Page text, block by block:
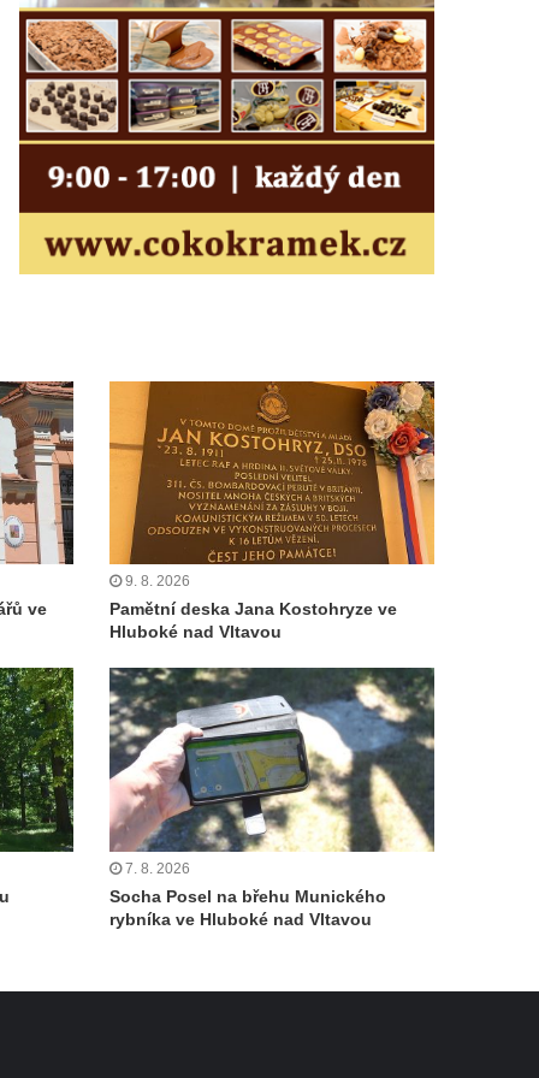
ve
9. 8. 2026
Pamětní deska Jana Kostohryze ve
Hluboké nad Vltavou
7. 8. 2026
Socha Posel na břehu Munického
rybníka ve Hluboké nad Vltavou